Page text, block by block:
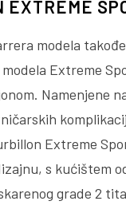
EXTREME
modela
Extreme
Namenjene
Extreme
s kućištem
grade 2